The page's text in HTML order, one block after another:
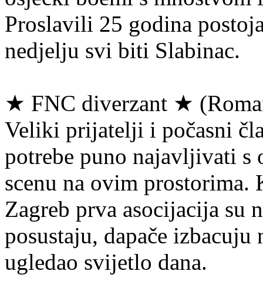
Proslavili 25 godina
nedjelju svi biti Slabinac.
★ FNC diverzant ★
Veliki prijatelji i počasni
potrebe puno najavljivati
scenu na ovim prostorima.
Zagreb prva asocijacija su
posustaju, dapače
ugledao svijetlo dana.